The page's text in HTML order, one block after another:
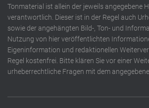
Tonmaterial ist allein der jeweils angegebene
verantwortlich. Dieser ist in der Regel auch
sowie der angehängten Bild-, Ton- und
Nutzung von hier veröffentlichten
Eigeninformation und redaktionellen
Regel kostenfrei. Bitte klären Sie vor einer
urheberrechtliche Fragen mit dem